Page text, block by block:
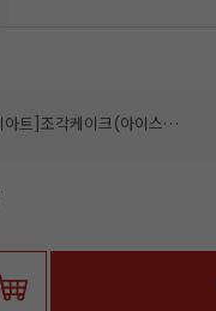
(50개)[코지아트]조각케이크(아이스블루/특대)